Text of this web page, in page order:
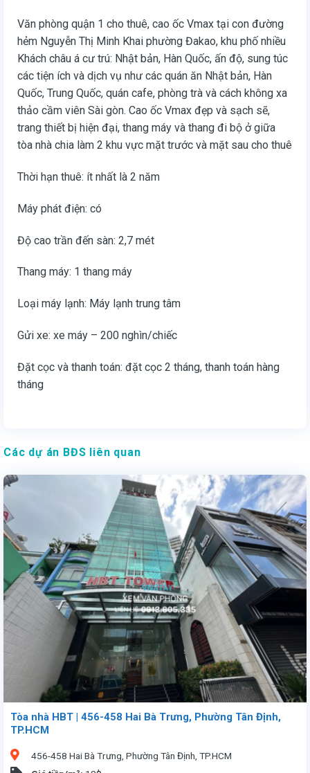
Văn phòng quận 1 cho thuê, cao ốc Vmax tại con đường
hẻm Nguyễn Thị Minh Khai phường Đakao, khu phố nhiều
Khách châu á cư trú: Nhật bản, Hàn Quốc, ấn độ, sung túc
các tiện ích và dịch vụ như các quán ăn Nhật bản, Hàn
Quốc, Trung Quốc, quán cafe, phòng trà và cách không xa
thảo cầm viên Sài gòn. Cao ốc Vmax đẹp và sạch sẽ,
trang thiết bị hiện đại, thang máy và thang đi bộ ở giữa
tòa nhà chia làm 2 khu vực mặt trước và mặt sau cho thuê
Thời hạn thuê: ít nhất là 2 năm
Máy phát điện: có
Độ cao trần đến sàn: 2,7 mét
Thang máy: 1 thang máy
Loại máy lạnh: Máy lạnh trung tâm
Gửi xe: xe máy – 200 nghìn/chiếc
Đặt cọc và thanh toán: đặt cọc 2 tháng, thanh toán hàng
tháng
Các dự án BĐS liên quan
Tòa nhà HBT | 456-458 Hai Bà Trưng, Phường Tân Định,
TP.HCM
456-458 Hai Bà Trưng, Phường Tân Định, TP.HCM